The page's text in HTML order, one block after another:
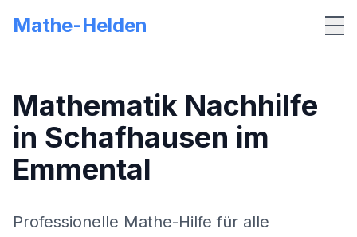
Mathe-Helden
Mathematik Nachhilfe
in Schafhausen im
Emmental
Professionelle Mathe-Hilfe für alle